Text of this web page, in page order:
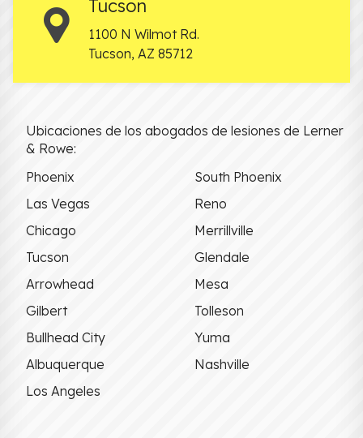
Tucson
1100 N Wilmot Rd.
Tucson, AZ 85712
Ubicaciones de los abogados de lesiones de Lerner
& Rowe:
Phoenix
South Phoenix
Las Vegas
Reno
Chicago
Merrillville
Tucson
Glendale
Arrowhead
Mesa
Gilbert
Tolleson
Bullhead City
Yuma
Albuquerque
Nashville
Los Angeles